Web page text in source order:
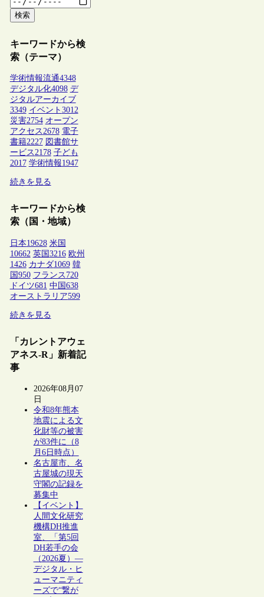
検索
キーワードから検
索（テーマ）
学術情報流通4348
デジタル化4098 デ
ジタルアーカイブ
3349 イベント 3012
災害2754 オープン
アクセス 2678 電子
書籍2227 図書館サ
ービス 2178 子ども
2017 学術情報1947
続きを見る
キーワードから検
索（国・地域）
日本19628 米国
10662 英国3216 欧州
1426 カナダ1069 韓
国950 フランス 720
ドイツ681 中国638
オーストラリア599
続きを見る
「カレントアウェ
アネス-R」新着記
事
2026年08月07
日
令和8年熊本
地震による文
化財等の被害
が83件に（8
月6日時点）
名古屋市、名
古屋城の現天
守閣の記録を
募集中
【イベント】
人間文化研究
機構DH推進
室、「第5回
DH若手の会
（2026夏）―
デジタル・ヒ
ューマニティ
ーズで“繋が